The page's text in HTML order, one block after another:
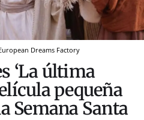
Dreams Factory
‘La última
pequeña
Semana Santa